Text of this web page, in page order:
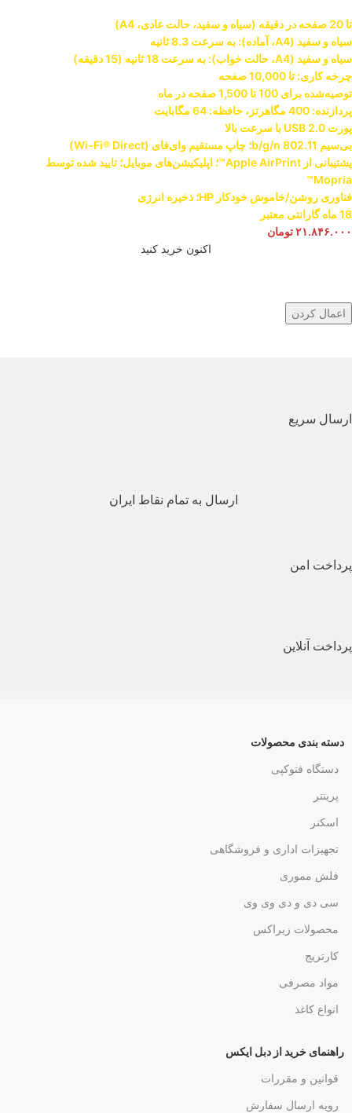
تا 20 صفحه در دقیقه (سیاه و سفید، حالت عادی، A4)
سیاه و سفید (A4، آماده): به سرعت 8.3 ثانیه
سیاه و سفید (A4، حالت خواب): به سرعت 18 ثانیه (15 دقیقه)
چرخه کاری: تا 10,000 صفحه
توصیه‌شده برای 100 تا 1,500 صفحه در ماه
پردازنده: 400 مگاهرتز، حافظه: 64 مگابایت
پورت USB 2.0 با سرعت بالا
بی‌سیم 802.11 b/g/n؛ چاپ مستقیم وای‌فای (Wi-Fi® Direct)
پشتیبانی از Apple AirPrint™؛ اپلیکیشن‌های موبایل؛ تایید شده توسط
Mopria™
فناوری روشن/خاموش خودکار HP؛ ذخیره انرژی
18 ماه گارانتی معتبر
۲۱.۸۴۶.۰۰۰تومان
اکنون خرید کنید
اعمال کردن
ارسال سریع
ارسال به تمام نقاط ایران
پرداخت امن
پرداخت آنلاین
دسته بندی محصولات
دستگاه فتوکپی
پرینتر
اسکنر
تجهیزات اداری و فروشگاهی
فلش مموری
سی دی و دی وی وی
محصولات زیراکس
کارتریج
مواد مصرفی
انواع کاغذ
راهنمای خرید از دبل ایکس
قوانین و مقررات
رویه ارسال سفارش